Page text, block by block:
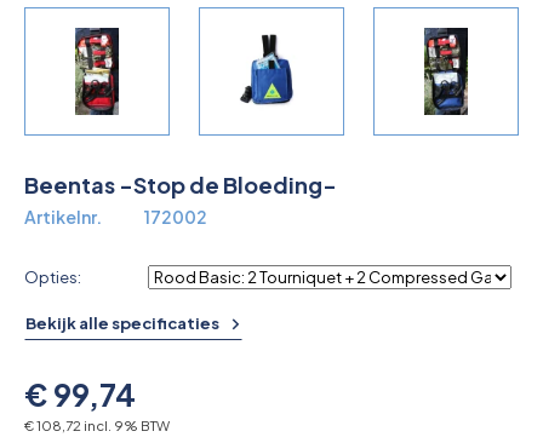
Verbandkoffers
Verbandmiddelen
Beentas -Stop de Bloeding-
Artikelnr. 172002
Opties:
Bekijk alle specificaties
€ 99,74
€ 108,72 incl. 9% BTW